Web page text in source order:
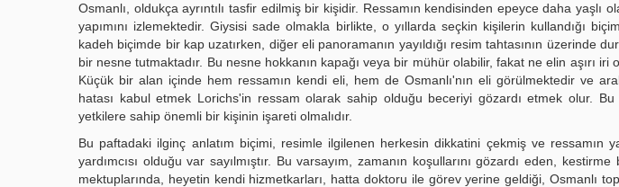
Osmanlı, oldukça ayrıntılı tasfir edilmiş bir kişidir. Ressamın kendisinden epeyce daha yaşlı
yapımını izlemektedir. Giysisi sade olmakla birlikte, o yıllarda seçkin kişilerin kullandığı
kadeh biçimde bir kap uzatırken, diğer eli panoramanın yayıldığı resim tahtasının üzerinde
bir nesne tutmaktadır. Bu nesne hokkanın kapağı veya bir mühür olabilir, fakat ne elin aşırı
Küçük bir alan içinde hem ressamın kendi eli, hem de Osmanlı'nın eli görülmektedir ve
hatası kabul etmek Lorichs'in ressam olarak sahip olduğu beceriyi gözardı etmek olur.
yetkilere sahip önemli bir kişinin işareti olmalıdır.
Bu paftadaki ilginç anlatım biçimi, resimle ilgilenen herkesin dikkatini çekmiş ve ressamın
yardımcısı olduğu var sayılmıştır. Bu varsayım, zamanın koşullarını gözardı eden,
mektuplarında, heyetin kendi hizmetkarları, hatta doktoru ile görev yerine geldiği, Osmanlı